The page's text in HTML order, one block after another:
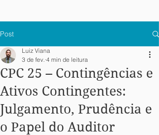
Post
CPC 25 – Contingências e
Ativos Contingentes:
Julgamento, Prudência e
o Papel do Auditor
Luiz Viana
3 de fev. 4 min de leitura